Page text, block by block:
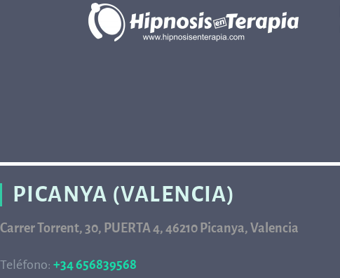
PICANYA (VALENCIA)
Carrer Torrent, 30, PUERTA 4, 46210 Picanya, Valencia
Teléfono: +34 656839568